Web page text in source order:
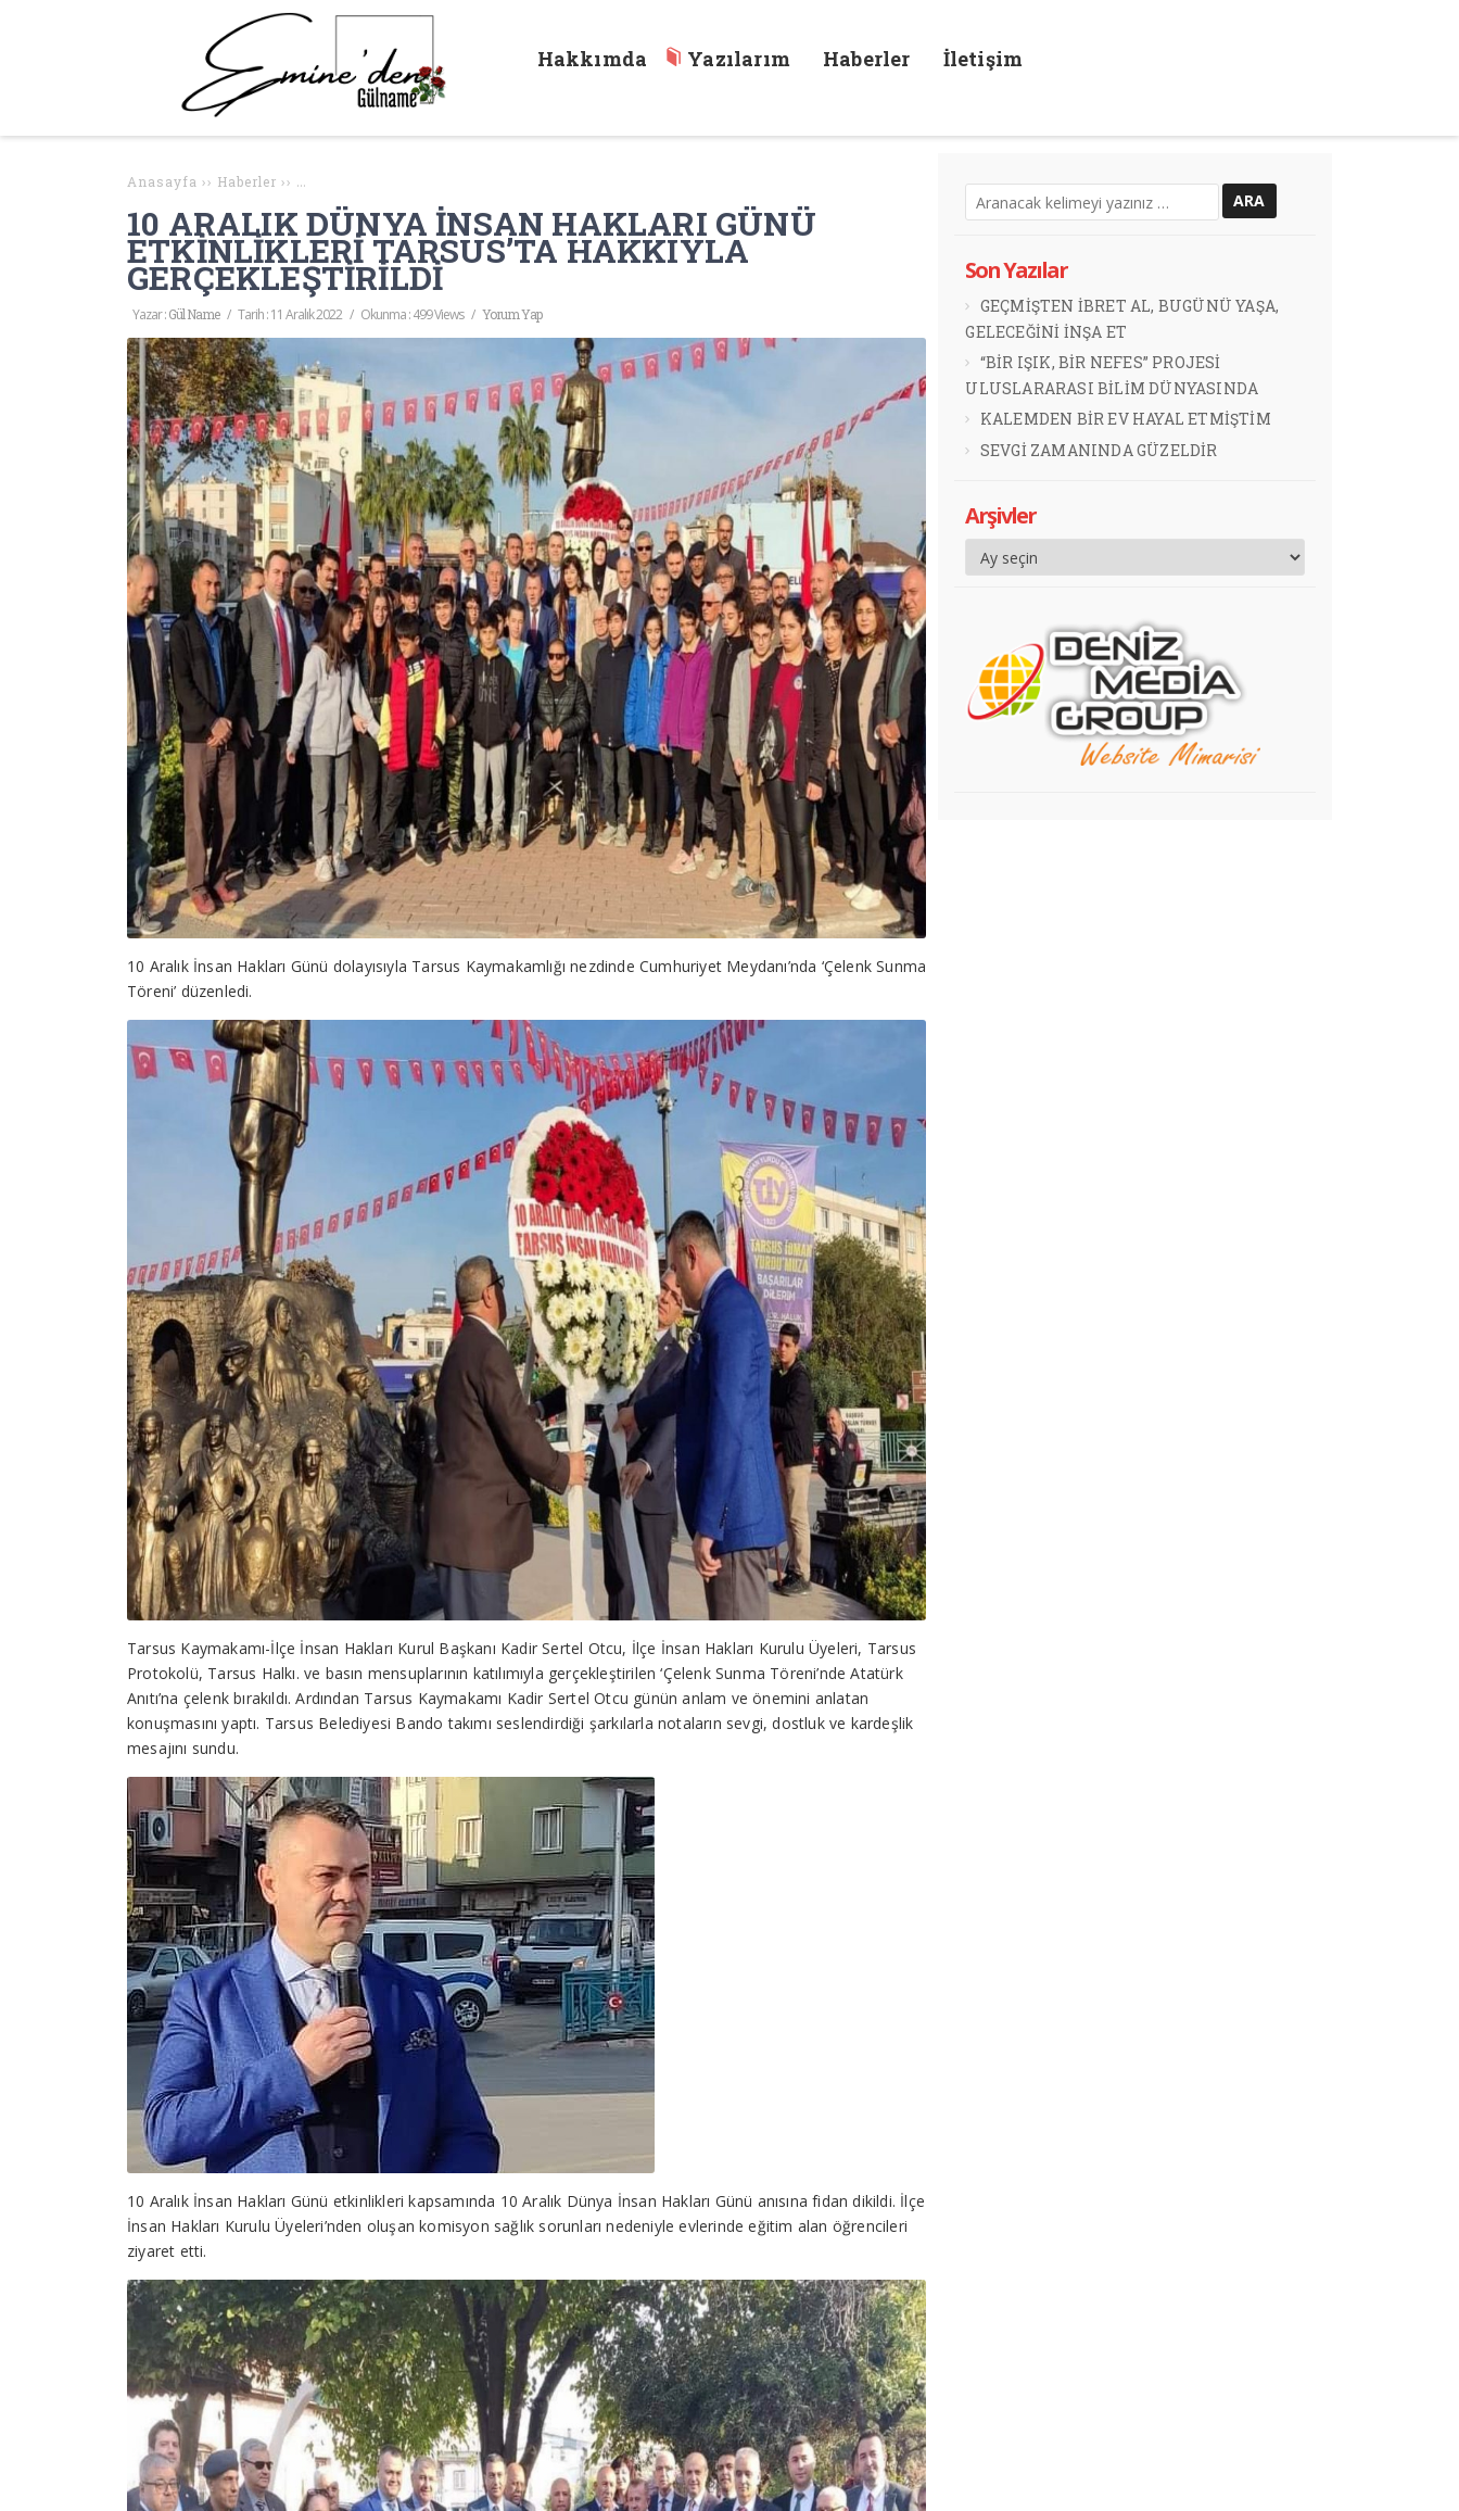
Hakkımda Yazılarım Haberler İletişim
Anasayfa ›› Haberler ›› 10 ARALIK DÜNYA İNSAN HAKLARI GÜNÜ ETKİNLİKLERİ TARSUS’TA HAKKIYLA GERÇEKLEŞTİRİLDİ
10 ARALIK DÜNYA İNSAN HAKLARI GÜNÜ
ETKİNLİKLERİ TARSUS’TA HAKKIYLA
GERÇEKLEŞTİRİLDİ
Yazar :Gül Name / Tarih :11 Aralık 2022 / Okunma : 499 Views / Yorum Yap
10 Aralık İnsan Hakları Günü dolayısıyla Tarsus Kaymakamlığı nezdinde Cumhuriyet Meydanı’nda ‘Çelenk Sunma
Töreni’ düzenledi.
Tarsus Kaymakamı-İlçe İnsan Hakları Kurul Başkanı Kadir Sertel Otcu, İlçe İnsan Hakları Kurulu Üyeleri, Tarsus
Protokolü, Tarsus Halkı. ve basın mensuplarının katılımıyla gerçekleştirilen ‘Çelenk Sunma Töreni’nde Atatürk
Anıtı’na çelenk bırakıldı. Ardından Tarsus Kaymakamı Kadir Sertel Otcu günün anlam ve önemini anlatan
konuşmasını yaptı. Tarsus Belediyesi Bando takımı seslendirdiği şarkılarla notaların sevgi, dostluk ve kardeşlik
mesajını sundu.
10 Aralık İnsan Hakları Günü etkinlikleri kapsamında 10 Aralık Dünya İnsan Hakları Günü anısına fidan dikildi. İlçe
İnsan Hakları Kurulu Üyeleri’nden oluşan komisyon sağlık sorunları nedeniyle evlerinde eğitim alan öğrencileri
ziyaret etti.
Son Yazılar
GEÇMİŞTEN İBRET AL, BUGÜNÜ YAŞA,
GELECEĞİNİ İNŞA ET
“BİR IŞIK, BİR NEFES” PROJESİ
ULUSLARARASI BİLİM DÜNYASINDA
KALEMDEN BİR EV HAYAL ETMİŞTİM
SEVGİ ZAMANINDA GÜZELDİR
Arşivler